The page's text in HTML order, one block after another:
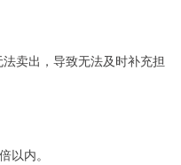
卖出，导致无法及时补充担
以内。